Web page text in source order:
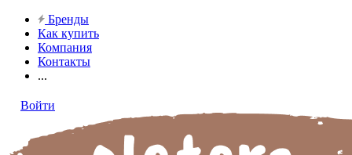
Бренды
Как купить
Компания
Контакты
...
Войти